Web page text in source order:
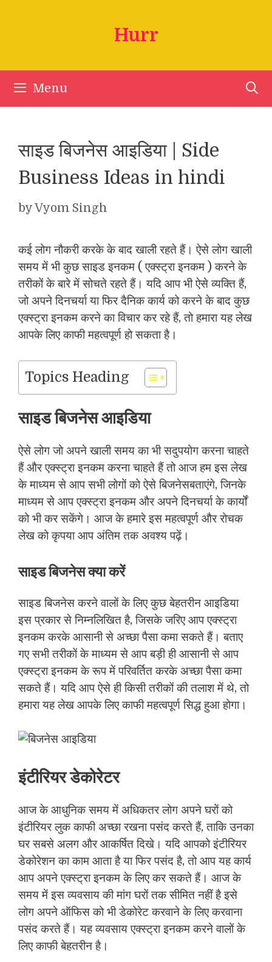
Hurr
Menu
साइड बिजनेस आइडिया | Side
Business Ideas in hindi
byVyom Singh
कई लोग नौकरी करके के बाद खाली रहते हैं। ऐसे लोग खाली
समय में भी कुछ साइड इनकम ( एक्स्ट्रा इनकम ) करने के
तरीकों के बारे में सोचते रहते हैं। यदि आप भी ऐसे व्यक्ति हैं,
जो अपने दिनचर्या या फिर दैनिक कार्य को करने के बाद कुछ
एक्स्ट्रा इनकम करने का विचार कर रहे हैं, तो हमारा यह लेख
आपके लिए काफी महत्वपूर्ण हो सकता है।
Topics Heading
साइड बिजनेस आइडिया
ऐसे लोग जो अपने खाली समय का भी सदुपयोग करना चाहते
हैं और एक्स्ट्रा इनकम करना चाहते हैं तो आज हम इस लेख
के माध्यम से आप सभी लोगों को ऐसे बिजनेसबताएंगे, जिनके
माध्यम से आप एक्स्ट्रा इनकम और अपने दिनचर्या के कार्यों
को भी कर सकेंगे। आज के हमारे इस महत्वपूर्ण और रोचक
लेख को कृपया आप अंतिम तक अवश्य पढ़ें।
साइड बिजनेस क्या करें
साइड बिजनेस करने वालों के लिए कुछ बेहतरीन आइडिया
इस प्रकार से निम्नलिखित है, जिसके जरिए आप एक्स्ट्रा
इनकम करके आसानी से अच्छा पैसा कमा सकते हैं। बताए
गए सभी तरीकों के माध्यम से आप बड़ी ही आसानी से आप
एक्स्ट्रा इनकम के रूप में परिवर्तित करके अच्छा पैसा कमा
सकते हैं। यदि आप ऐसे ही किसी तरीकों की तलाश में थे, तो
हमारा यह लेख आपके लिए काफी महत्वपूर्ण सिद्ध हुआ होगा।
इंटीरियर डेकोरेटर
आज के आधुनिक समय में अधिकतर लोग अपने घरों को
इंटीरियर लुक काफी अच्छा रखना पसंद करते हैं, ताकि उनका
घर सबसे अलग और आकर्षित दिखे। यदि आपको इंटीरियर
डेकोरेशन का काम आता है या फिर पसंद है, तो आप यह कार्य
आप अपने एक्स्ट्रा इनकम के लिए कर सकते हैं। आज के
समय में इस व्यवसाय की मांग घरों तक सीमित नहीं है इसे
लोग अपने ऑफिस को भी डेकोरेट करवाने के लिए करवाना
पसंद करते हैं। यह व्यवसाय एक्स्ट्रा इनकम करने वालों के
लिए काफी बेहतरीन है।